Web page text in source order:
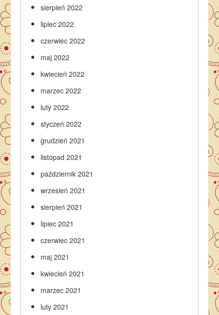
sierpień 2022
lipiec 2022
czerwiec 2022
maj 2022
kwiecień 2022
marzec 2022
luty 2022
styczeń 2022
grudzień 2021
listopad 2021
październik 2021
wrzesień 2021
sierpień 2021
lipiec 2021
czerwiec 2021
maj 2021
kwiecień 2021
marzec 2021
luty 2021